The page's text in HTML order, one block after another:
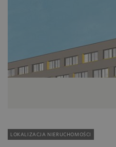
LOKALIZACJA NIERUCHOMOŚCI